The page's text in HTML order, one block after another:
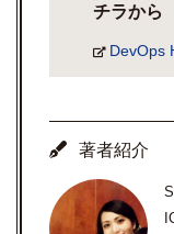
チラから
DevOps
著者紹介